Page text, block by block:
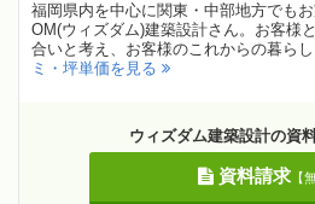
福岡県内を中心に関東・中部地方でも
OM(ウィズダム)建築設計さん。お客様
合いと考え、お客様のこれからの暮ら
ミ・坪単価を見る
ウィズダム建築設計の資
資料請求【